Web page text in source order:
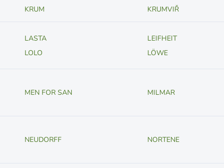
KRUM
KRUMVIŘ
LASTA LEIFHEIT
LOLO
LÖWE
MEN FOR SAN MILMAR
NEUDORFF NORTENE